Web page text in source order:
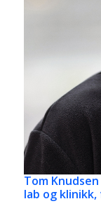
Tom Knudsen
lab og